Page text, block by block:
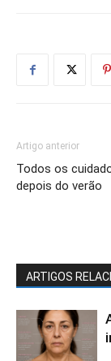
Artigo anterior
Todos os
depois do verão
ARTIGOS